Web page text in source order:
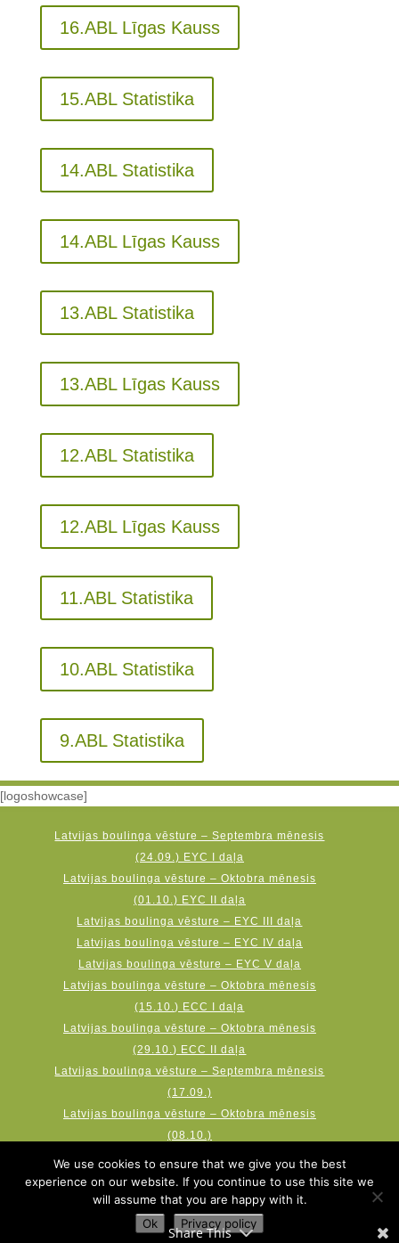
16.ABL Līgas Kauss
15.ABL Statistika
14.ABL Statistika
14.ABL Līgas Kauss
13.ABL Statistika
13.ABL Līgas Kauss
12.ABL Statistika
12.ABL Līgas Kauss
11.ABL Statistika
10.ABL Statistika
9.ABL Statistika
[logoshowcase]
Latvijas boulinga vēsture – Septembra mēnesis
(24.09.) EYC I daļa
Latvijas boulinga vēsture – Oktobra mēnesis
(01.10.) EYC II daļa
Latvijas boulinga vēsture – EYC III daļa
Latvijas boulinga vēsture – EYC IV daļa
Latvijas boulinga vēsture – EYC V daļa
Latvijas boulinga vēsture – Oktobra mēnesis
(15.10.) ECC I daļa
Latvijas boulinga vēsture – Oktobra mēnesis
(29.10.) ECC II daļa
Latvijas boulinga vēsture – Septembra mēnesis
(17.09.)
Latvijas boulinga vēsture – Oktobra mēnesis
(08.10.)
Latvijas boulinga vēsture – Novembra mēnesis
(19.11.) AMF Qubica World Cup
Share This
We use cookies to ensure that we give you the best
experience on our website. If you continue to use this site we
will assume that you are happy with it.
Ok
Privacy policy